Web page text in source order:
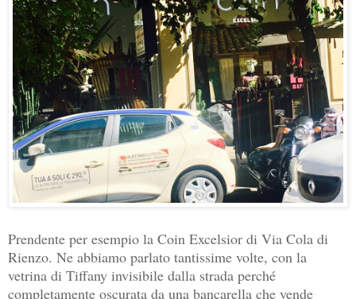
Prendente per esempio la Coin Excelsior di Via Cola di
Rienzo. Ne abbiamo parlato tantissime volte, con la
vetrina di Tiffany invisibile dalla strada perché
completamente oscurata da una bancarella che vende